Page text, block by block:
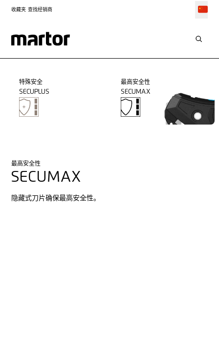
收藏夹 查找经销商
特殊安全
SECUPLUS
最高安全性
SECUMAX
最高安全性
SECUMAX
隐藏式刀片确保最高安全性。